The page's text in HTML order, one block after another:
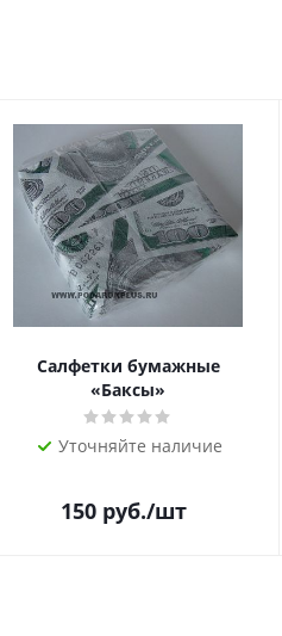
Салфетки бумажные
«Баксы»
Уточняйте наличие
150 руб./шт